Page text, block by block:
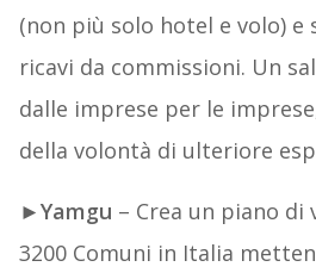
(non più solo hotel e volo) e
ricavi da commissioni. Un
dalle imprese per le
della volontà di ulteriore
►Yamgu – Crea un piano di
3200 Comuni in Italia